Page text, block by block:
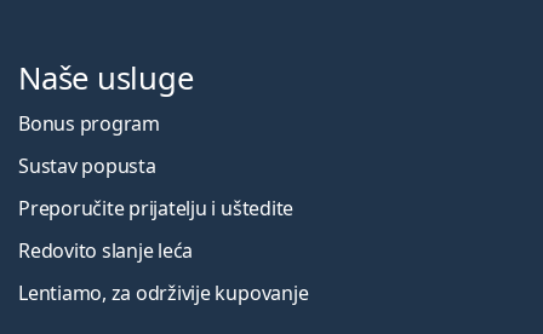
Naše usluge
Bonus program
Sustav popusta
Preporučite prijatelju i uštedite
Redovito slanje leća
Lentiamo, za održivije kupovanje